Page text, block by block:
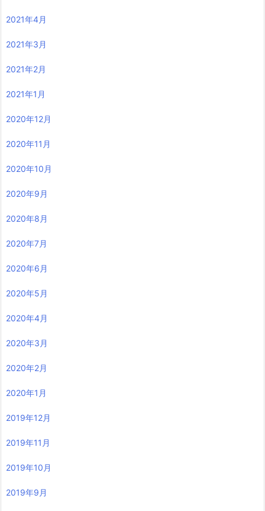
2021年4月
2021年3月
2021年2月
2021年1月
2020年12月
2020年11月
2020年10月
2020年9月
2020年8月
2020年7月
2020年6月
2020年5月
2020年4月
2020年3月
2020年2月
2020年1月
2019年12月
2019年11月
2019年10月
2019年9月